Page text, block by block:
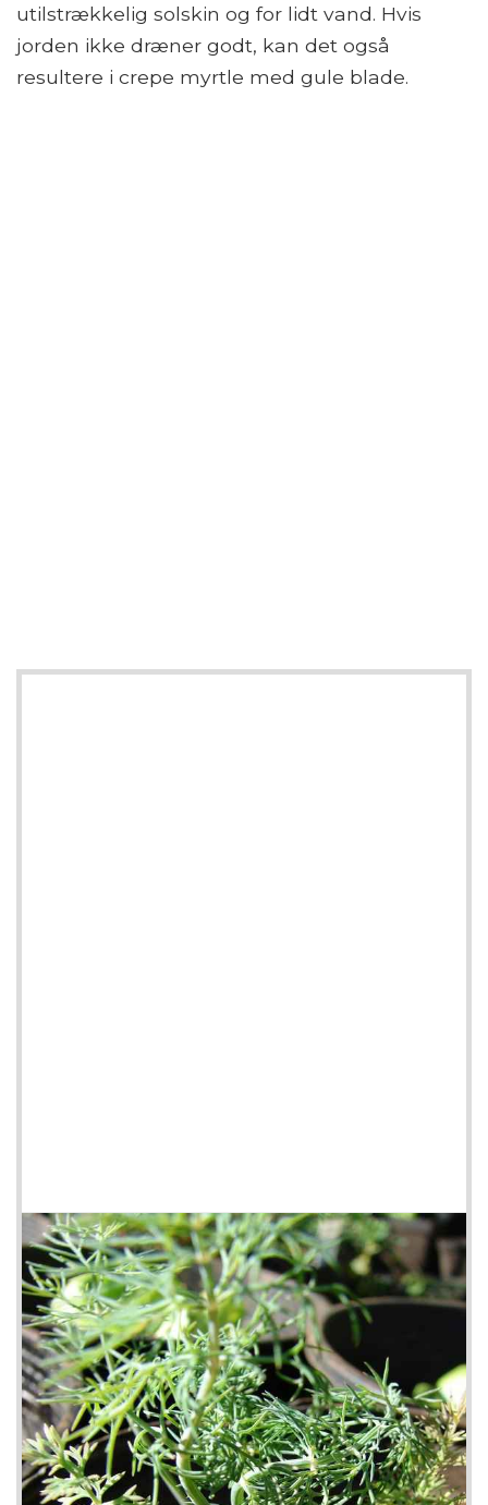
utilstrækkelig solskin og for lidt vand. Hvis
jorden ikke dræner godt, kan det også
resultere i crepe myrtle med gule blade.